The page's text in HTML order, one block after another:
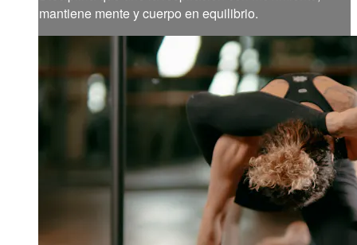
mantiene mente y cuerpo en equilibrio.